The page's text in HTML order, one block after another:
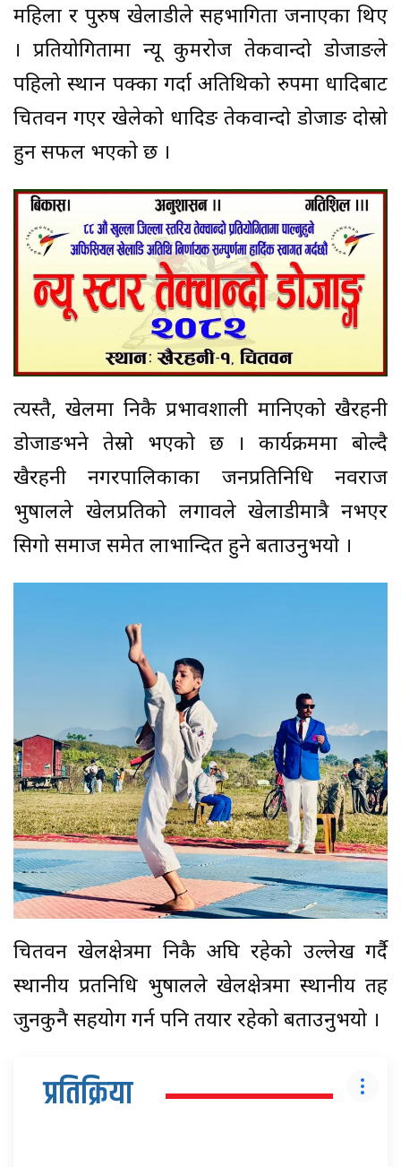
महिला र पुरुष खेलाडीले सहभागिता जनाएका थिए
। प्रतियोगितामा न्यू कुमरोज तेकवान्दो डोजाङले
पहिलो स्थान पक्का गर्दा अतिथिको रुपमा धादिबाट
चितवन गएर खेलेको धादिङ तेकवान्दो डोजाङ दोस्रो
हुन सफल भएको छ ।
त्यस्तै, खेलमा निकै प्रभावशाली मानिएको खैरहनी
डोजाङभने तेस्रो भएको छ । कार्यक्रममा बोल्दै
खैरहनी नगरपालिकाका जनप्रतिनिधि नवराज
भुषालले खेलप्रतिको लगावले खेलाडीमात्रै नभएर
सिगो समाज समेत लाभान्दित हुने बताउनुभयो ।
चितवन खेलक्षेत्रमा निकै अघि रहेको उल्लेख गर्दै
स्थानीय प्रतनिधि भुषालले खेलक्षेत्रमा स्थानीय तह
जुनकुनै सहयोग गर्न पनि तयार रहेको बताउनुभयो ।
प्रतिक्रिया